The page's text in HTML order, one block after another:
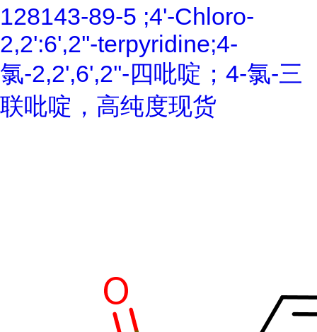
128143-89-5 ;4'-Chloro-
2,2':6',2''-terpyridine;4-
氯-2,2',6',2''-四吡啶；4-氯-三
联吡啶，高纯度现货